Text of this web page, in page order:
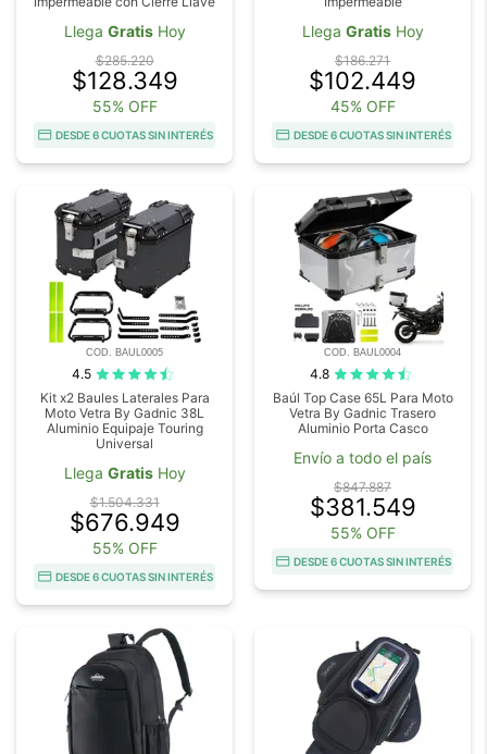
Llega GratisHoy
$285.220
$128.349
55% OFF
DESDE 6 CUOTAS SIN INTERÉS
Llega GratisHoy
$186.271
$102.449
45% OFF
DESDE 6 CUOTAS SIN INTERÉS
COD. BAUL0005
4.5
Kit x2 Baules Laterales Para
Moto Vetra By Gadnic 38L
Aluminio Equipaje Touring
Universal
Llega GratisHoy
$1.504.331
$676.949
55% OFF
DESDE 6 CUOTAS SIN INTERÉS
COD. BAUL0004
4.8
Baúl Top Case 65L Para Moto
Vetra By Gadnic Trasero
Aluminio Porta Casco
Envío a todo el país
$847.887
$381.549
55% OFF
DESDE 6 CUOTAS SIN INTERÉS